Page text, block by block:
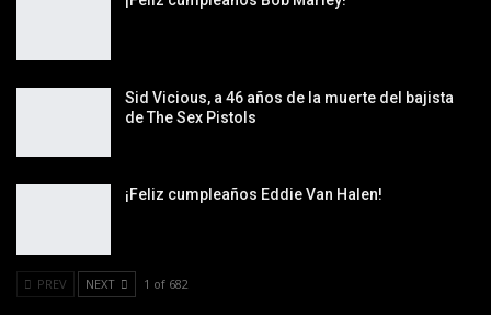
Sid Vicious, a 46 años de la muerte del bajista
de The Sex Pistols
¡Feliz cumpleaños Eddie Van Halen!
PREV NEXT 1 of 682